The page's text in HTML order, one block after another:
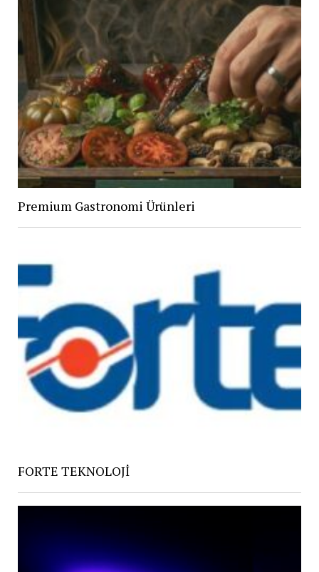
Premium Gastronomi Ürünleri
FORTE TEKNOLOJİ